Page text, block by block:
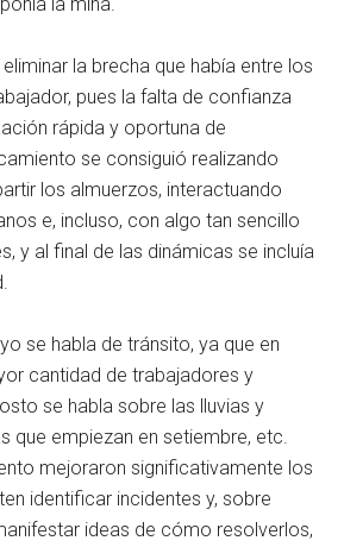
la brecha que había entre los
pues la falta de confianza
rápida y oportuna de
se consiguió realizando
los almuerzos, interactuando
e, incluso, con algo tan sencillo
y al final de las dinámicas se incluía
se habla de tránsito, ya que en
cantidad de trabajadores y
se habla sobre las lluvias y
que empiezan en setiembre, etc.
mejoraron significativamente los
identificar incidentes y, sobre
ideas de cómo resolverlos,